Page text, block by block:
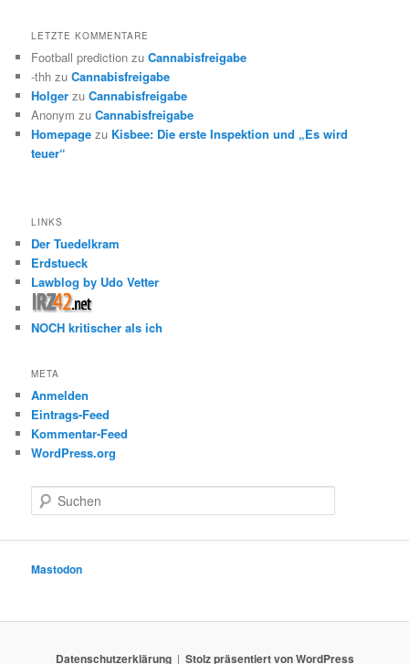
LETZTE KOMMENTARE
Football prediction zuCannabisfreigabe
-thh zuCannabisfreigabe
Holger zuCannabisfreigabe
Anonym zuCannabisfreigabe
Homepage zu Kisbee: Die erste Inspektion und „Es wird
teuer“
LINKS
Der Tuedelkram
Erdstueck
Lawblog by Udo Vetter
NOCH kritischer als ich
META
Anmelden
Eintrags-Feed
Kommentar-Feed
WordPress.org
u
e
Mastodon
Datenschutzerklärung Stolz präsentiert von WordPress